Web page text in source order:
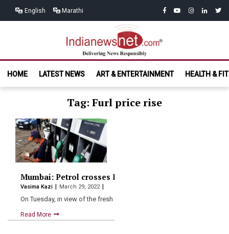
English Marathi facebook
youtubeinstagram
linkedin
India News
Net.com
HOME
LATEST NEWS ART & ENTERTAINMENT HEALTH &
Tag: Furl price rise
Mumbai: Petrol crosses Rs.115 mark, diesel stands at
Vasima Kazi March 29, 2022
On Tuesday, in view of the fresh hike, the cost…
Read More